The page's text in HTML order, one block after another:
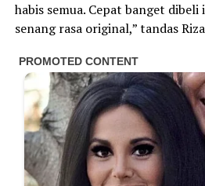
habis semua. Cepat banget
senang rasa original,” tandas